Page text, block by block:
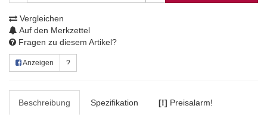
Vergleichen
Auf den Merkzettel
Fragen zu diesem Artikel?
Anzeigen ?
Beschreibung Spezifikation [!] Preisalarm!